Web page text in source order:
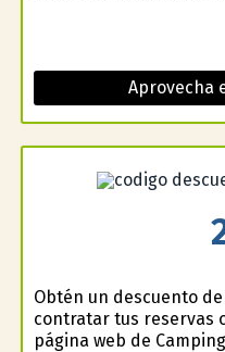
Aprovecha
Obtén un descuento
contratar tus reservas
página web de